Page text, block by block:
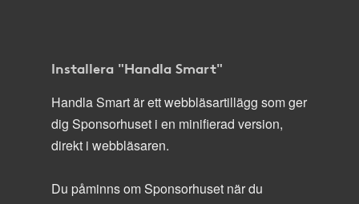
Installera "Handla Smart"
Handla Smart är ett webbläsartillägg som ger
dig Sponsorhuset i en minifierad version,
direkt i webbläsaren.
Du påminns om Sponsorhuset när du